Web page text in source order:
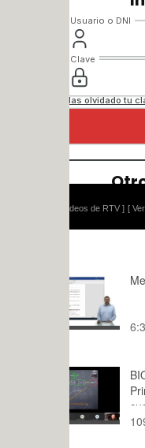
[ Ver más Vídeos
Menú Formato
6:38 · 2018
Primer orden.
cualitativo.
109:19 · 2021